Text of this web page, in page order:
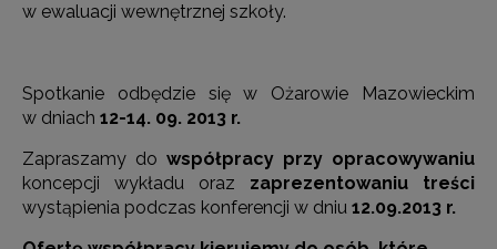
w ewaluacji wewnętrznej szkoły.
Spotkanie odbędzie się w Ożarowie Mazowieckim
w dniach 12-14. 09. 2013 r.
Zapraszamy do współpracy przy opracowywaniu
koncepcji wykładu oraz zaprezentowaniu treści
wystąpienia podczas konferencji w dniu 12.09.2013 r.